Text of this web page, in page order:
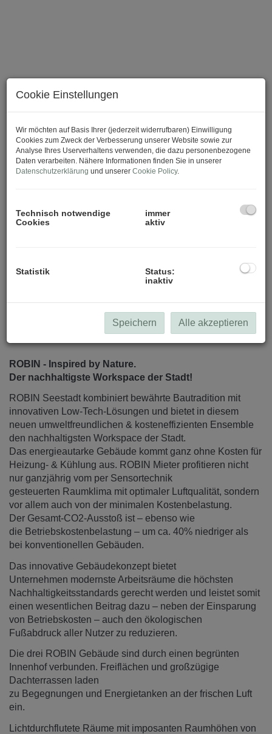
Beschreibung
ROBIN - Inspired by Nature.
Der nachhaltigste Workspace der Stadt!
ROBIN Seestadt kombiniert bewährte Bautradition mit
innovativen Low-Tech-Lösungen und bietet in diesem
neuen umweltfreundlichen & kosteneffizienten Ensemble
den nachhaltigsten Workspace der Stadt.
Das energieautarke Gebäude kommt ganz ohne Kosten für
Heizung- & Kühlung aus. ROBIN Mieter profitieren nicht
nur ganzjährig vom per Sensortechnik
gesteuerten Raumklima mit optimaler Luftqualität, sondern
vor allem auch von der minimalen Kostenbelastung.
Der Gesamt-CO2-Ausstoß ist – ebenso wie
die Betriebskostenbelastung – um ca. 40% niedriger als
bei konventionellen Gebäuden.
Das innovative Gebäudekonzept bietet
Unternehmen modernste Arbeitsräume die höchsten
Nachhaltigkeitsstandards gerecht werden und leistet somit
einen wesentlichen Beitrag dazu – neben der Einsparung
von Betriebskosten – auch den ökologischen
Fußabdruck aller Nutzer zu reduzieren.
Die drei ROBIN Gebäude sind durch einen begrünten
Innenhof verbunden. Freiflächen und großzügige
Dachterrassen laden
zu Begegnungen und Energietanken an der frischen Luft
ein.
Lichtdurchflutete Räume mit imposanten Raumhöhen von
Cookie Einstellungen
Wir möchten auf Basis Ihrer (jederzeit widerrufbaren) Einwilligung
Cookies zum Zweck der Verbesserung unserer Website sowie zur
Analyse Ihres Userverhaltens verwenden, die dazu personenbezogene
Daten verarbeiten. Nähere Informationen finden Sie in unserer
Datenschutzerklärung und unserer Cookie Policy.
Technisch notwendige
Cookies
immer
aktiv
Statistik
Status:
inaktiv
Speichern Alle akzeptieren